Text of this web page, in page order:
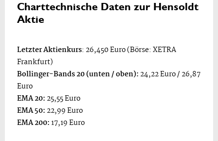
Charttechnische Daten zur Hensoldt
Aktie
Letzter Aktienkurs: 26,450 Euro (Börse: XETRA
Frankfurt)
Bollinger-Bands 20 (unten / oben): 24,22 Euro / 26,87
Euro
EMA 20: 25,55 Euro
EMA 50: 22,99 Euro
EMA 200:17,19 Euro